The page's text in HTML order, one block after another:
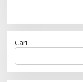
Cari